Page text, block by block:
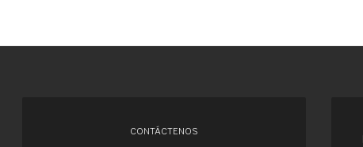
CONTÁCTENOS